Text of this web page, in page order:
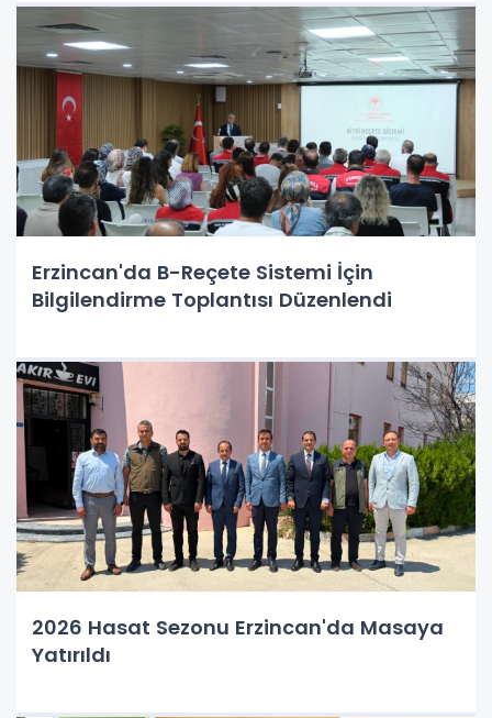
Erzincan'da B-Reçete Sistemi İçin
Bilgilendirme Toplantısı Düzenlendi
2026 Hasat Sezonu Erzincan'da Masaya
Yatırıldı